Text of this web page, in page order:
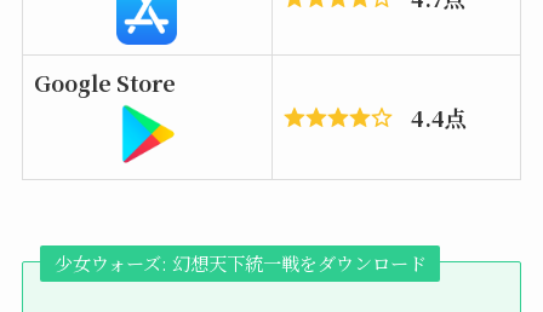
Google Store
4.4点
少女ウォーズ: 幻想天下統一戦をダウンロード